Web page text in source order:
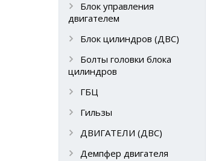
Блок управления
двигателем
Блок цилиндров (ДВС)
Болты головки блока
цилиндров
ГБЦ
Гильзы
ДВИГАТЕЛИ (ДВС)
Демпфер двигателя